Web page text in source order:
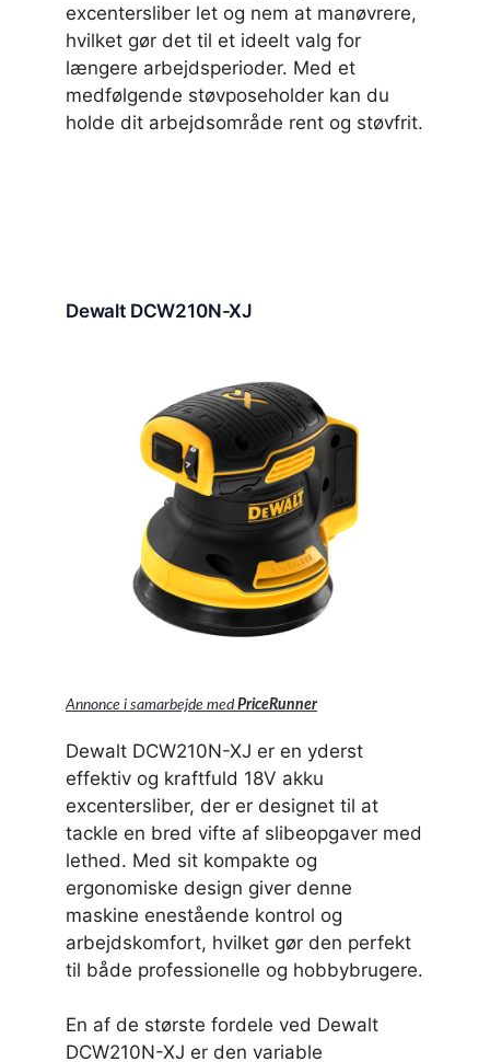
excentersliber let og nem at manøvrere,
hvilket gør det til et ideelt valg for
længere arbejdsperioder. Med et
medfølgende støvposeholder kan du
holde dit arbejdsområde rent og støvfrit.
Dewalt DCW210N-XJ
Annonce i samarbejde medPriceRunner
Dewalt DCW210N-XJ er en yderst
effektiv og kraftfuld 18V akku
excentersliber, der er designet til at
tackle en bred vifte af slibeopgaver med
lethed. Med sit kompakte og
ergonomiske design giver denne
maskine enestående kontrol og
arbejdskomfort, hvilket gør den perfekt
til både professionelle og hobbybrugere.
En af de største fordele ved Dewalt
DCW210N-XJ er den variable